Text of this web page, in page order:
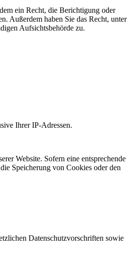
ein Recht, die Berichtigung oder
Außerdem haben Sie das Recht, unter
Aufsichtsbehörde zu.
Ihrer IP-Adressen.
Website. Sofern eine entsprechende
Speicherung von Cookies oder den
Datenschutzvorschriften sowie